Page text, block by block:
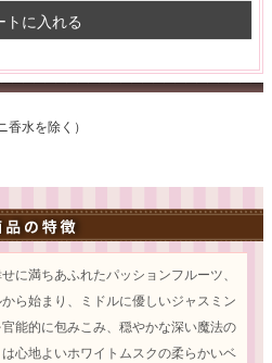
トに入れる
香水を除く）
に満ちあふれたパッションフルーツ、
ら始まり、ミドルに優しいジャスミン
能的に包みこみ、穏やかな深い魔法の
心地よいホワイトムスクの柔らかいベ